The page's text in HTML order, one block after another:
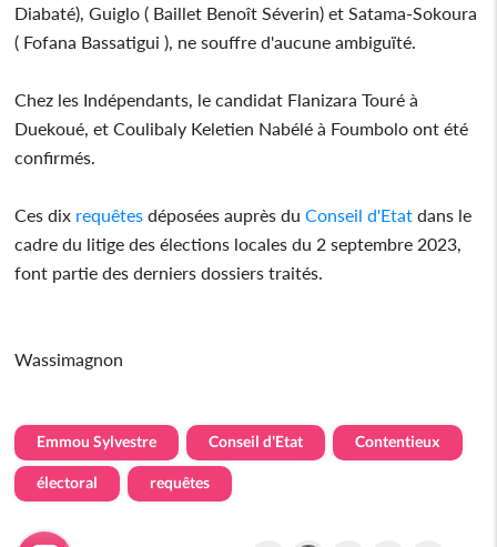
Diabaté), Guiglo ( Baillet Benoît Séverin) et Satama-Sokoura
( Fofana Bassatigui ), ne souffre d'aucune ambiguïté.
Chez les Indépendants, le candidat Flanizara Touré à
Duekoué, et Coulibaly Keletien Nabélé à Foumbolo ont été
confirmés.
Ces dix requêtes déposées auprès duConseil d'Etat dans le
cadre du litige des élections locales du 2 septembre 2023,
font partie des derniers dossiers traités.
Wassimagnon
Emmou Sylvestre Conseil d'Etat Contentieux
électoral requêtes